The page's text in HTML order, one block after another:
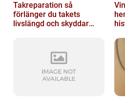
Takreparation så
förlänger du takets
livslängd och skyddar